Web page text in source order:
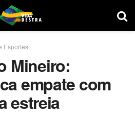
Esportes
Mineiro:
empate com
estreia